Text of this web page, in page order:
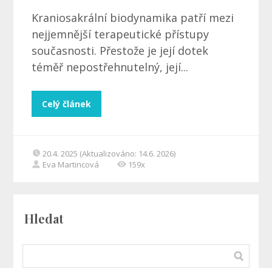
Kraniosakrální biodynamika patří mezi
nejjemnější terapeutické přístupy
současnosti. Přestože je její dotek
téměř nepostřehnutelný, její...
Celý článek
20.4. 2025 (Aktualizováno: 14.6. 2026)
Eva Martincová
159x
Hledat